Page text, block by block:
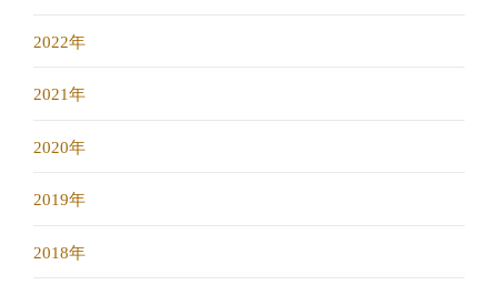
2022年
2021年
2020年
2019年
2018年